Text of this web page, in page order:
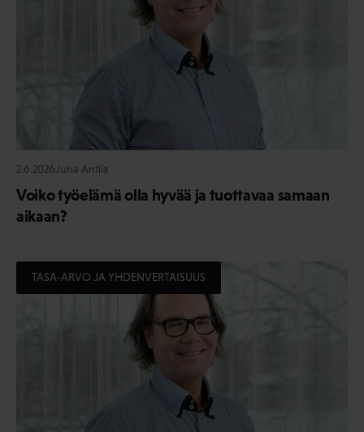
2.6.2026 Juha Antila
Voiko työelämä olla hyvää ja tuottavaa samaan
aikaan?
TASA-ARVO JA YHDENVERTAISUUS